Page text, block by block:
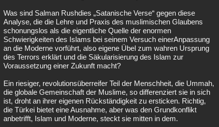
Was sind Salman Rushdies „Satanische Verse“ gegen diese
Analyse, die die Lehre und Praxis des muslimischen Glaubens
schonungslos als die eigentliche Quelle der enormen
Schwierigkeiten des Islams bei seinem Versuch einerAnpassung
an die Moderne vorführt, also eigene Übel zum wahren Ursprung
des Terrors erklärt und die Säkularisierung des Islam zur
Voraussetzung einer Zukunft macht?
Ein riesiger, revolutionsüberreifer Teil der Menschheit, die Ummah,
die globale Gemeinschaft der Muslime, so differenziert sie in sich
ist, droht an ihrer eigenen Rückständigkeit zu ersticken. Richtig,
die Türkei bietet eine Ausnahme, aber was den Grundkonflikt
anbetrifft, Islam und Moderne, steckt sie mitten in dem.